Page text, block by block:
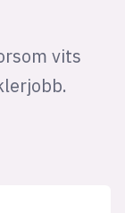
vits